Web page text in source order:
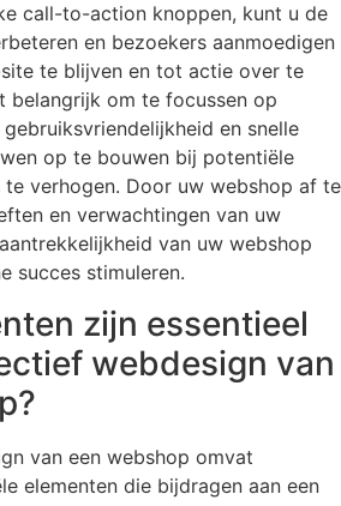
call-to-action knoppen, kunt u de
en bezoekers aanmoedigen
te blijven en tot actie over te
belangrijk om te focussen op
en snelle
op te bouwen bij potentiële
te verhogen. Door uw webshop af te
en verwachtingen van uw
van uw webshop
succes stimuleren.
zijn essentieel
webdesign van
van een webshop omvat
elementen die bijdragen aan een